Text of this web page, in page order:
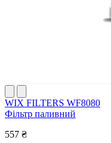
WIX FILTERS WF8080
Фільтр паливний
557 ₴